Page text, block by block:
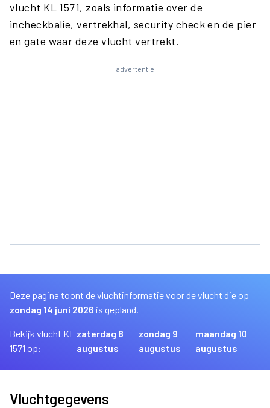
vlucht KL 1571, zoals informatie over de
incheckbalie, vertrekhal, security check en de pier
en gate waar deze vlucht vertrekt.
advertentie
Deze pagina toont de vluchtinformatie voor de vlucht die op
zondag 14 juni 2026 is gepland.
Bekijk vlucht KL
1571 op:
zaterdag 8
augustus
zondag 9
augustus
maandag 10
augustus
Vluchtgegevens